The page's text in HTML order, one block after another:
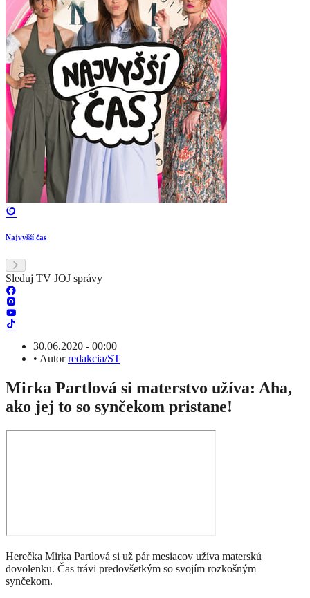
Najvyšší čas
Sleduj TV JOJ správy
30.06.2020 - 00:00
• Autorredakcia/ST
Mirka Partlová si materstvo užíva: Aha,
ako jej to so synčekom pristane!
Herečka Mirka Partlová si už pár mesiacov užíva materskú
dovolenku. Čas trávi predovšetkým so svojím rozkošným
synčekom.